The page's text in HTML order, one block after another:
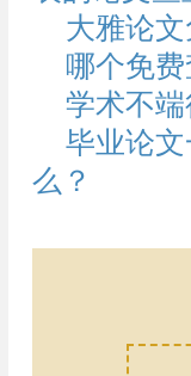
大雅论
哪个免
学术不
毕业论
么？